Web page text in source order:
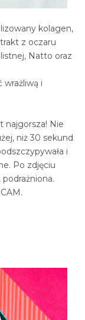
kolagen,
z oczaru
Natto oraz
wrażliwą i
najgorsza! Nie
niż 30 sekund
i
Po zdjęciu